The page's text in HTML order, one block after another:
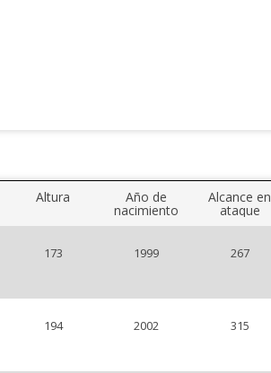
Altura Año de
nacimiento
Alcance en
ataque
173 1999 267
194 2002 315